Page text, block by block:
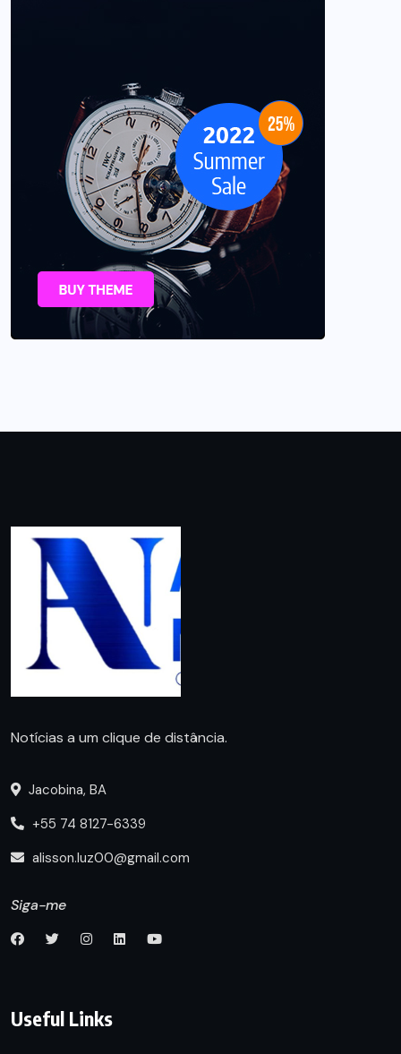
Notícias a um clique de distância.
Jacobina, BA
+55 74 8127-6339
alisson.luz00@gmail.com
Siga-me
Useful Links